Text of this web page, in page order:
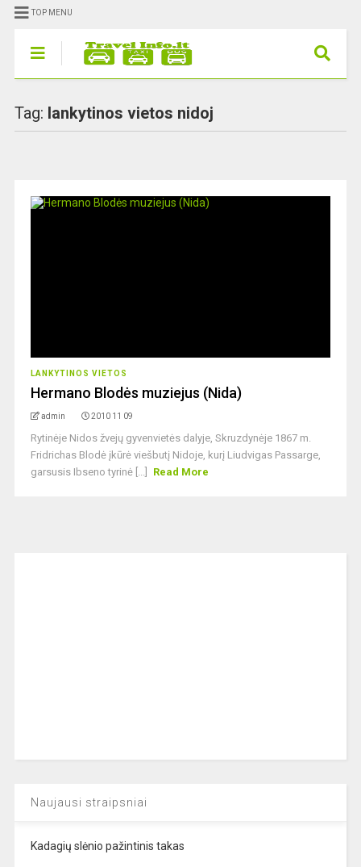
TOP MENU
Tag: lankytinos vietos nidoj
LANKYTINOS VIETOS
Hermano Blodės muziejus (Nida)
admin 2010 11 09
Rytinėje Nidos žvejų gyvenvietės dalyje, Skruzdynėje 1867 m.
Fridrichas Blodė įkūrė viešbutį Nidoje, kurį Liudvigas Passarge,
garsusis Ibseno tyrinė [...]
Read More
Naujausi straipsniai
Kadagių slėnio pažintinis takas